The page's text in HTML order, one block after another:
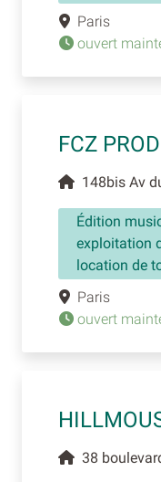
Paris
ouvert
FCZ
148bis Av
Édition
exploitation
location de
Paris
ouvert
38